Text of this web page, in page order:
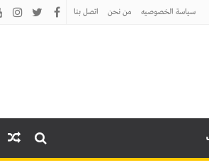
سياسة الخصوصيه من نحن اتصل بنا